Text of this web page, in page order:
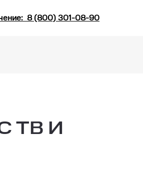
8 (800) 301-08-90
ТВ И